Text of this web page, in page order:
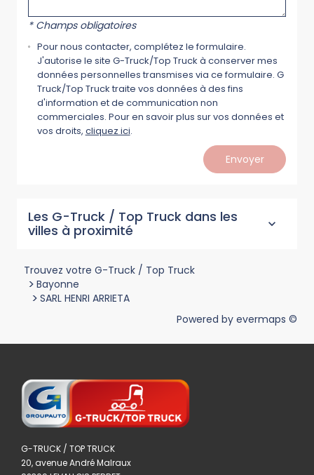
* Champs obligatoires
Pour nous contacter, complétez le formulaire.
J'autorise le site G-Truck/Top Truck à conserver mes
données personnelles transmises via ce formulaire. G
Truck/Top Truck traite vos données à des fins
d'information et de communication non
commerciales. Pour en savoir plus sur vos données et
vos droits, cliquez ici.
Envoyer
Les G-Truck / Top Truck dans les
villes à proximité
Trouvez votre G-Truck / Top Truck
> Bayonne
> SARL HENRI ARRIETA
Powered by evermaps ©
G-TRUCK / TOP TRUCK
20, avenue André Malraux